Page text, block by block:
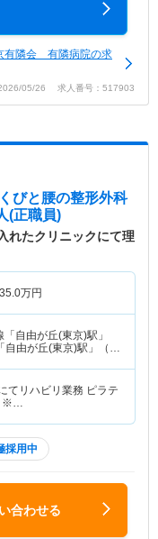
有隣会 有隣病院の求
05/26 求人番号：517903
びと腰の整形外科
(正職員)
れたクリニックにて理
35.0万円
自由が丘(東京)駅」
自由が丘(東京)駅」（徒
てリハビリ業務 ピラテ
※…
採用中
合わせる